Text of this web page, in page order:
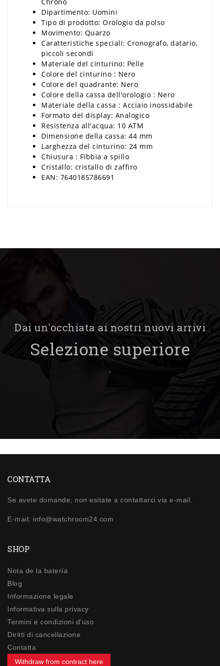
Dipartimento: Uomini
Tipo di prodotto: Orologio da polso
Movimento: Quarzo
Caratteristiche speciali: Cronografo, datario,
piccoli secondi
Materiale del cinturino: Pelle
Colore del cinturino : Nero
Colore del quadrante: Nero
Colore della cassa dell'orologio : Nero
Materiale della cassa : Acciaio inossidabile
Formato del display: Analogico
Resistenza all'acqua: 10 ATM
Dimensione della cassa: 44 mm
Larghezza del cinturino: 24 mm
Chiusura : Fibbia a spillo
Cristallo: cristallo di zaffiro
EAN: 7640185786691
Dai un'occhiata ai nostri nuovi arrivi
Selezione superiore
.
CONTATTA
Se avete domande, non esitate a contattarci via e-mail.
E-mail: info@watchroom24.com
SHOP
Nota de la batería
Blog
Informazione legale
Informativa sulla privacy
Termini e condizioni d'uso
Diritti di cancellazione
Contatta
Withdraw from contract here